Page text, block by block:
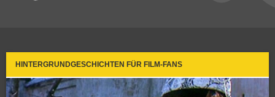
HINTERGRUNDGESCHICHTEN FÜR FILM-FANS